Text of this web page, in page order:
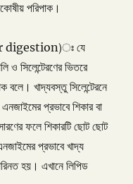
পরিপাক।
digestion)ঃ যে
ও সিলেন্টেরণের ভিতরে
বলে। খাদ্যবস্তু সিলেন্টেরনে
প্রভাবে শিকার বা
ফলে শিকারটি ছোট ছোট
প্রভাবে খাদ্য
হয়। এখানে লিপিড